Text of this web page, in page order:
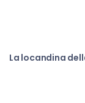
La locandina